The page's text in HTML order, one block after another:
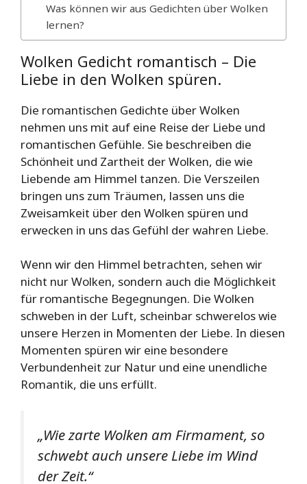
Was können wir aus Gedichten über Wolken
lernen?
Wolken Gedicht romantisch – Die
Liebe in den Wolken spüren.
Die romantischen Gedichte über Wolken
nehmen uns mit auf eine Reise der Liebe und
romantischen Gefühle. Sie beschreiben die
Schönheit und Zartheit der Wolken, die wie
Liebende am Himmel tanzen. Die Verszeilen
bringen uns zum Träumen, lassen uns die
Zweisamkeit über den Wolken spüren und
erwecken in uns das Gefühl der wahren Liebe.
Wenn wir den Himmel betrachten, sehen wir
nicht nur Wolken, sondern auch die Möglichkeit
für romantische Begegnungen. Die Wolken
schweben in der Luft, scheinbar schwerelos wie
unsere Herzen in Momenten der Liebe. In diesen
Momenten spüren wir eine besondere
Verbundenheit zur Natur und eine unendliche
Romantik, die uns erfüllt.
„Wie zarte Wolken am Firmament, so
schwebt auch unsere Liebe im Wind
der Zeit.“